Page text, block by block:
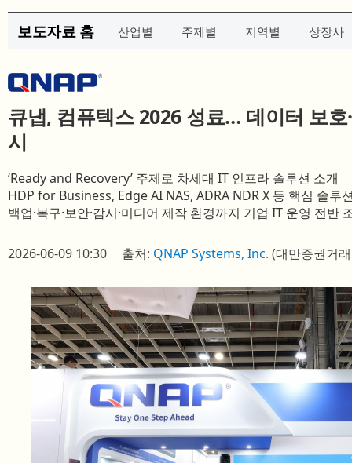
보도자료 홈 산업별 주제별 지역별 상장사
큐냅, 컴퓨텍스 2026 성료… 데이터 보호
시
‘Ready and Recovery’ 주제로 차세대 IT 인프라 솔루션 소개
HDP for Business, Edge AI NAS, ADRA NDR X 등 핵심 솔루
백업·복구·보안·감시·미디어 제작 환경까지 기업 IT 운영 전반
2026-06-09 10:30 출처: QNAP Systems, Inc. (대만증권거